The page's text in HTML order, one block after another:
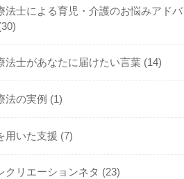
法士による育児・介護のお悩みアドバ
法士があなたに届けたい言葉 (14)
法の実例 (1)
用いた支援 (7)
クリエーションネタ (23)